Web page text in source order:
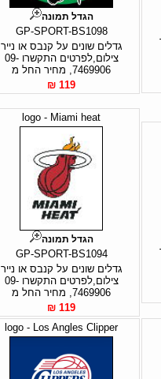
הגדל תמונה
GP-SPORT-BS1098
גדלים שונים על קנבס או נייר
צילום,לפרטים התקשרו 09-
7469906, מחיר החל מ
119 ₪
logo - Miami heat
הגדל תמונה
GP-SPORT-BS1094
גדלים שונים על קנבס או נייר
צילום,לפרטים התקשרו 09-
7469906, מחיר החל מ
119 ₪
logo - Los Angles Clipper